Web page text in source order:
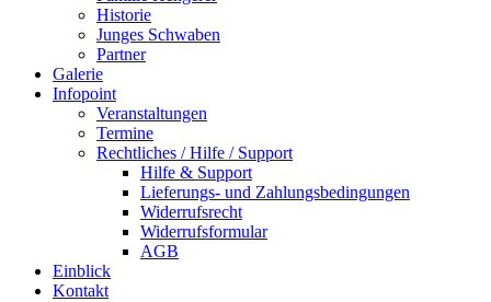
Historie
Junges Schwaben
Partner
Galerie
Infopoint
Veranstaltungen
Termine
Rechtliches / Hilfe / Support
Hilfe & Support
Lieferungs- und Zahlungsbedingungen
Widerrufsrecht
Widerrufsformular
AGB
Einblick
Kontakt